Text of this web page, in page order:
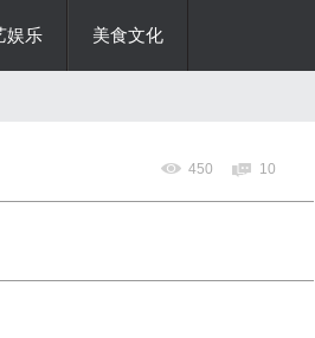
娱乐 美食文化
450 10